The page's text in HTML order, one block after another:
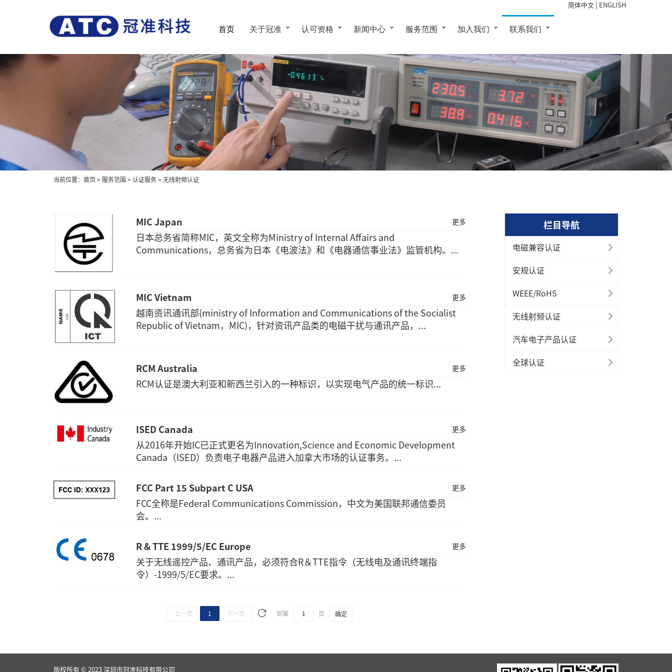
简体中文 | ENGLISH
首页 关于冠准 认可资格 新闻中心 服务范围 加入我们 联系我们
当前位置： 首页> 服务范围 >认证服务>无线射频认证
MIC Japan 更多
日本总务省简称MIC，英文全称为Ministry of Internal Affairs and
Communications，总务省为日本《电波法》和《电器通信事业法》监管机构。...
MIC Vietnam 更多
越南资讯通讯部(ministry of Information and Communications of the Socialist
Republic of Vietnam，MIC)，针对资讯产品类的电磁干扰与通讯产品，...
RCM Australia 更多
RCM认证是澳大利亚和新西兰引入的一种标识，以实现电气产品的统一标识...
ISED Canada 更多
从2016年开始IC已正式更名为Innovation,Science and Economic Development
Canada（ISED）负责电子电器产品进入加拿大市场的认证事务。...
FCC Part 15 Subpart C USA 更多
FCC全称是Federal Communications Commission，中文为美国联邦通信委员
会。...
R & TTE 1999/5/EC Europe 更多
关于无线遥控产品、通讯产品，必须符合R＆TTE指令（无线电及通讯终端指
令）-1999/5/EC要求。...
上一页 1 下一页 到第 页 确定
栏目导航
电磁兼容认证
安规认证
WEEE/RoHS
无线射频认证
汽车电子产品认证
全球认证
版权所有 © 2023 深圳市冠准科技有限公司